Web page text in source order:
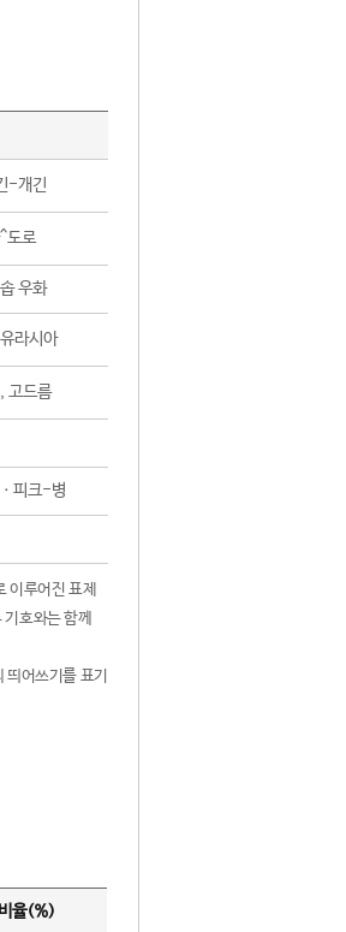
-개긴
도로
우화
라시아
고드름
피크-병
이루어진 표제
호와는 함께
어쓰기를 표기
비율(%)